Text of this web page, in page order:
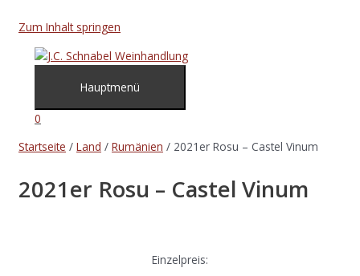
Zum Inhalt springen
Hauptmenü
0
Startseite / Land / Rumänien / 2021er Rosu – Castel Vinum
2021er Rosu – Castel Vinum
Einzelpreis: